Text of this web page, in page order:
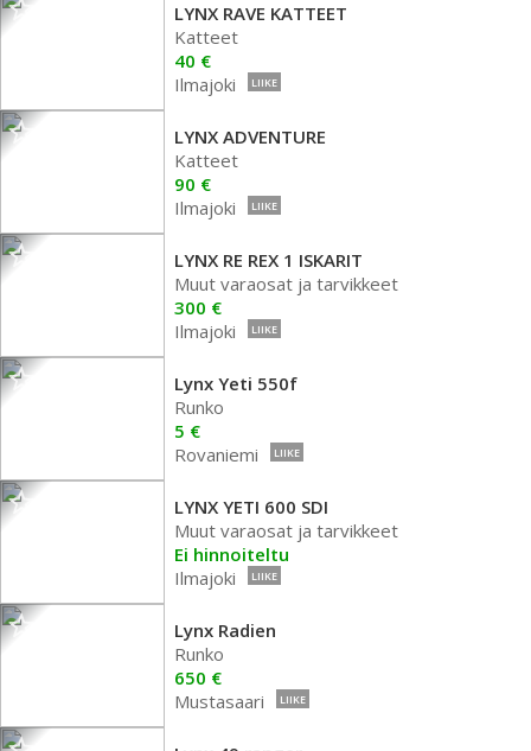
LYNX RAVE KATTEET
Katteet
40 €
Ilmajoki
LIIKE
LYNX ADVENTURE
Katteet
90 €
Ilmajoki
LIIKE
LYNX RE REX 1 ISKARIT
Muut varaosat ja tarvikkeet
300 €
Ilmajoki
LIIKE
Lynx Yeti 550f
Runko
5 €
Rovaniemi
LIIKE
LYNX YETI 600 SDI
Muut varaosat ja tarvikkeet
Ei hinnoiteltu
Ilmajoki
LIIKE
Lynx Radien
Runko
650 €
Mustasaari
LIIKE